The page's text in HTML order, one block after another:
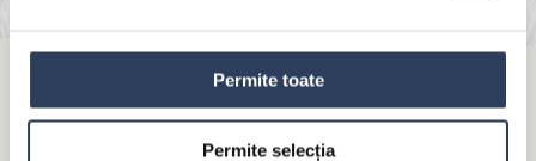
Permite toate
Permite selecția
MÜLLER VEGAN BARISTA MIGDALE